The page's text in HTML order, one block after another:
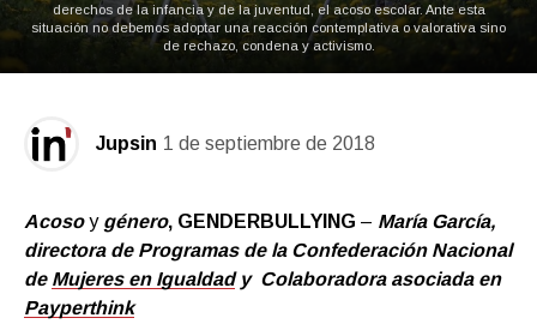
derechos de la infancia y de la juventud, el acoso escolar. Ante esta
situación no debemos adoptar una reacción contemplativa o valorativa sino
de rechazo, condena y activismo.
Jupsin 1 de septiembre de 2018
Acoso y género, GENDERBULLYING – María García,
directora de Programas de la Confederación Nacional
de Mujeres en Igualdady Colaboradora asociada en
Payperthink